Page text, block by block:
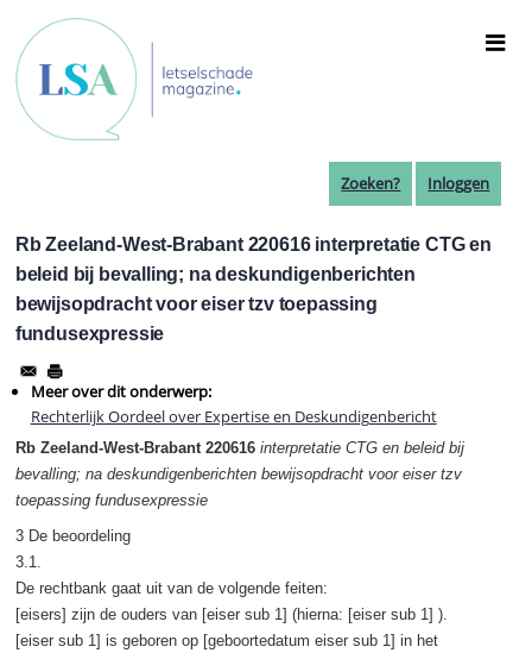
naar
de
inhoud
gaan
Zoeken? Inloggen
Rb Zeeland-West-Brabant 220616 interpretatie CTG en
beleid bij bevalling; na deskundigenberichten
bewijsopdracht voor eiser tzv toepassing
fundusexpressie
Meer over dit onderwerp:
Rechterlijk Oordeel over Expertise en Deskundigenbericht
Rb Zeeland-West-Brabant 220616 interpretatie CTG en beleid bij
bevalling; na deskundigenberichten bewijsopdracht voor eiser tzv
toepassing fundusexpressie
3 De beoordeling
3.1.
De rechtbank gaat uit van de volgende feiten:
[eisers] zijn de ouders van [eiser sub 1] (hierna: [eiser sub 1] ).
[eiser sub 1] is geboren op [geboortedatum eiser sub 1] in het